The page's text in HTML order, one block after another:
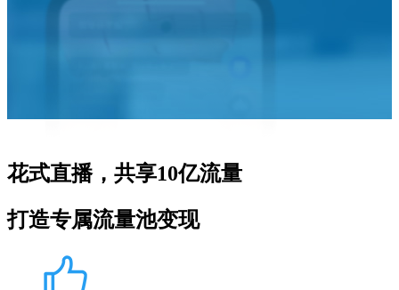
花式直播，共享10亿流量
打造专属流量池变现